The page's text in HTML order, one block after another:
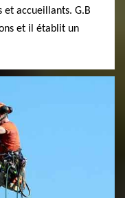
et accueillants. G.B
et il établit un